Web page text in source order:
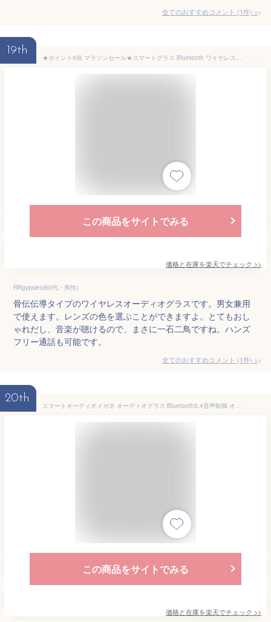
全てのおすすめコメント (1件) >
19th
★ポイント5倍 マラソンセール★スマートグラス Bluetooth ワイヤレスオーディオグラス メガネ 音楽 通話 対応 骨伝導イヤホン ブルートゥース ペアリング 快適 軽量 通話 IOS/Android適用 Siri 男女兼用
この商品をサイトでみる
価格と在庫を楽天でチェック >>
RRgypsies(60代・男性)
骨伝伝導タイプのワイヤレスオーディオグラスです。男女兼用
で使えます。レンズの色を選ぶことができますよ。とてもおし
ゃれだし、音楽が聴けるので、まさに一石二鳥ですね。ハンズ
フリー通話も可能です。
全てのおすすめコメント (1件) >
20th
スマートオーディオメガネ オーディオグラス Bluetooth5.4音声制御 オーディオサングラス ステレオマイク&スピーカー内蔵 オープンイヤースタイル スマートグラス 音楽と通話 電話受信発信 サングラス磁石装着取り換え スマートアシスタント SG-19Pro【送料無料】
この商品をサイトでみる
価格と在庫を楽天でチェック >>